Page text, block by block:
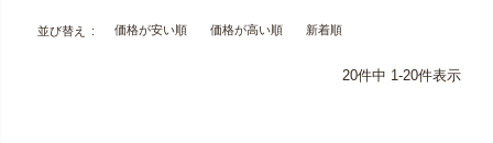
並び替え 価格が安い順 価格が高い順 新着順
20件中 1-20件表示